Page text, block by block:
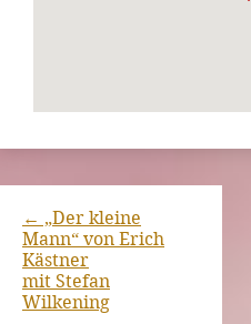
← „Der kleine
Mann“ von Erich
Kästner
mit Stefan
Wilkening